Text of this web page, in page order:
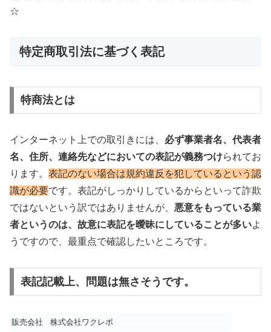
☆
特定商取引法に基づく表記
特商法とは
インターネット上での取引きには、 必ず事業者名、代表者
名、住所、連絡先などにおいての表記が義務つけられてお
ります。 表記のない場合は規約違反を犯しているという認
識が必要です。表記がしっかりしているからといって詐欺
ではないという訳ではありませんが、 悪意をもっている業
者というのは、故意に表記を曖昧にしていることが多いよ
うですので、最重点で確認したいところです。
表記記載上、問題は無さそうです。
販売会社 株式会社ワクレボ